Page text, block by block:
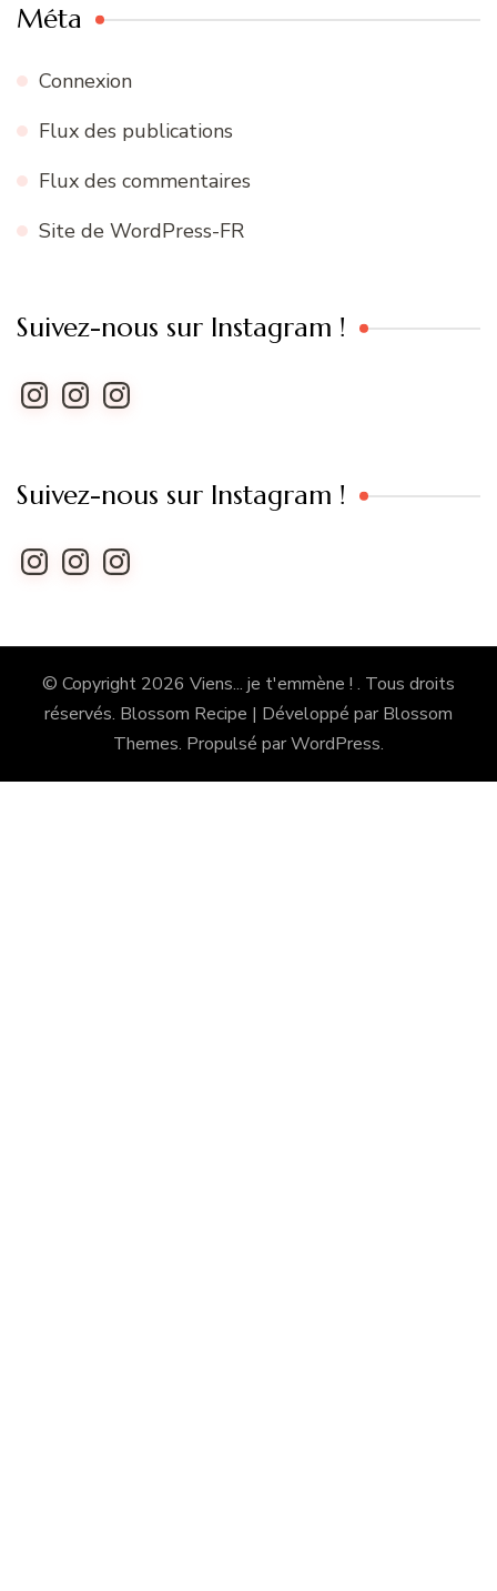
Méta
Connexion
Flux des publications
Flux des commentaires
Site de WordPress-FR
Suivez-nous sur Instagram !
Instagram
InstagramInstagram
Suivez-nous sur Instagram !
Instagram
InstagramInstagram
© Copyright 2026 Viens... je t'emmène ! . Tous droits
réservés. Blossom Recipe | Développé par Blossom
Themes. Propulsé parWordPress.